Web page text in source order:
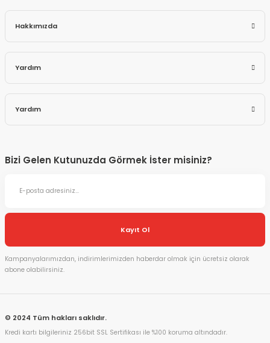
Hakkımızda
Yardım
Yardım
Bizi Gelen Kutunuzda Görmek İster misiniz?
Kayıt Ol
Kampanyalarımızdan, indirimlerimizden haberdar olmak için ücretsiz olarak
abone olabilirsiniz.
© 2024 Tüm hakları saklıdır.
Kredi kartı bilgileriniz 256bit SSL Sertifikası ile %100 koruma altındadır.